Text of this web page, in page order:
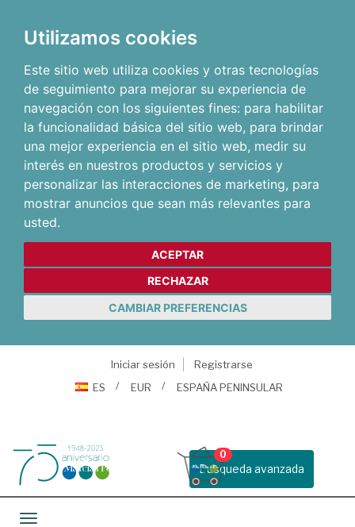
Utilizamos cookies
Este sitio web utiliza cookies y otras tecnologías
de seguimiento para mejorar su experiencia de
navegación con los siguientes fines: para habilitar
la funcionalidad básica del sitio web, para brindar
una mejor experiencia en el sitio web, medir su
interés en nuestros productos y servicios y
personalizar las interacciones de marketing, para
mostrar anuncios que sean más relevantes para
usted.
ACEPTAR
RECHAZAR
CAMBIAR PREFERENCIAS
Iniciar sesión
Registrarse
ES
EUR ESPAÑA PENINSULAR
Busqueda avanzada
0
Toggle navigation